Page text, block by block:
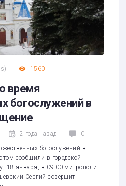
) 1560
время
богослужений в
2 года назад 0
богослужений в
сообщили в городской
18 января, в 09:00 митрополит
Сергий совершит